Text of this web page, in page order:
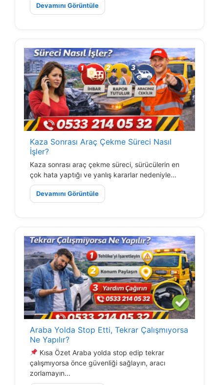
Devamını Görüntüle
Kaza Sonrası Araç Çekme Süreci Nasıl
İşler?
Kaza sonrası araç çekme süreci, sürücülerin en
çok hata yaptığı ve yanlış kararlar nedeniyle...
Devamını Görüntüle
Araba Yolda Stop Etti, Tekrar Çalışmıyorsa
Ne Yapılır?
Kısa Özet Araba yolda stop edip tekrar
çalışmıyorsa önce güvenliği sağlayın, aracı
zorlamayın...